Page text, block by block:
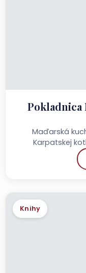
Pokladnica
Maďarská
Karpatskej
angličtina,
Vydavateľstvo:
Knihy